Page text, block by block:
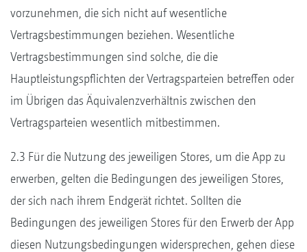
vorzunehmen, die sich nicht auf wesentliche
Vertragsbestimmungen beziehen. Wesentliche
Vertragsbestimmungen sind solche, die die
Hauptleistungspflichten der Vertragsparteien betreffen oder
im Übrigen das Äquivalenzverhältnis zwischen den
Vertragsparteien wesentlich mitbestimmen.
2.3 Für die Nutzung des jeweiligen Stores, um die App zu
erwerben, gelten die Bedingungen des jeweiligen Stores,
der sich nach ihrem Endgerät richtet. Sollten die
Bedingungen des jeweiligen Stores für den Erwerb der App
diesen Nutzungsbedingungen widersprechen, gehen diese